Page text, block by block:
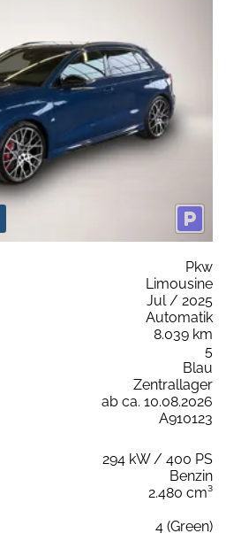
Pkw
Limousine
Jul / 2025
Automatik
8.039 km
5
Blau
Zentrallager
ab ca. 10.08.2026
A910123
294 kW / 400 PS
Benzin
2.480 cm³
4 (Green)